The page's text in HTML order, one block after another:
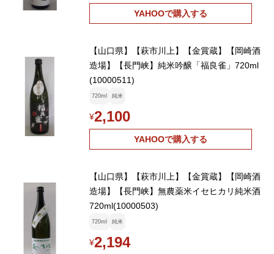
YAHOOで購入する
【山口県】【萩市川上】【金賞蔵】【岡崎酒
造場】【長門峡】純米吟醸「福良雀」720ml
(10000511)
720ml 純米
¥2,100
YAHOOで購入する
【山口県】【萩市川上】【金賞蔵】【岡崎酒
造場】【長門峡】無農薬米イセヒカリ純米酒
720ml(10000503)
720ml 純米
¥2,194